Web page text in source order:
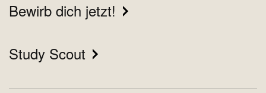
Bewirb dich jetzt!
Study Scout